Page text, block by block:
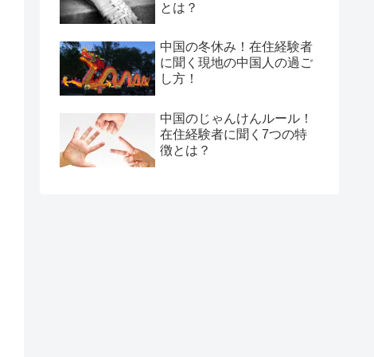
とは？
中国の冬休み！在住経験者
に聞く現地の中国人の過ご
し方！
中国のじゃんけんルール！
在住経験者に聞く7つの特
徴とは？